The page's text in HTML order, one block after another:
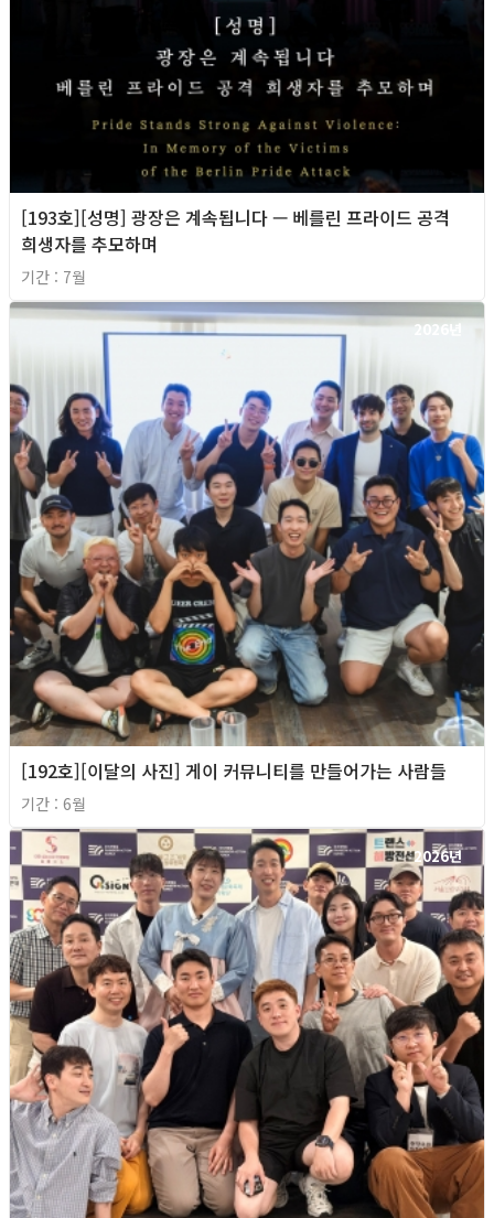
[193호][성명] 광장은 계속됩니다 — 베를린 프라이드 공격
희생자를 추모하며
기간 : 7월
2026년
[192호][이달의 사진] 게이 커뮤니티를 만들어가는 사람들
기간 : 6월
2026년